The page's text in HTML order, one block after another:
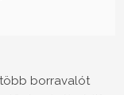
több borravalót